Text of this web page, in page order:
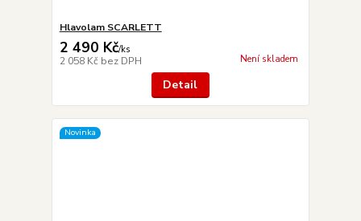
Hlavolam SCARLETT
2 490 Kč/ks
2 058 Kč bez DPH Není skladem
Detail
Novinka